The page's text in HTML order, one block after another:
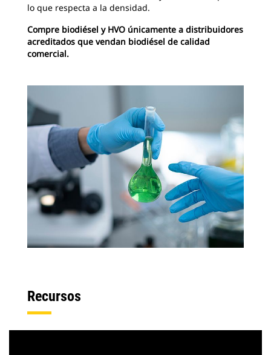
lo que respecta a la densidad.
Compre biodiésel y HVO únicamente a distribuidores
acreditados que vendan biodiésel de calidad
comercial.
Recursos